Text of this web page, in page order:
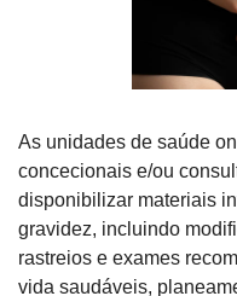
As unidades de saúde
concecionais e/ou
disponibilizar materiais
gravidez, incluindo
rastreios e exames
vida saudáveis,